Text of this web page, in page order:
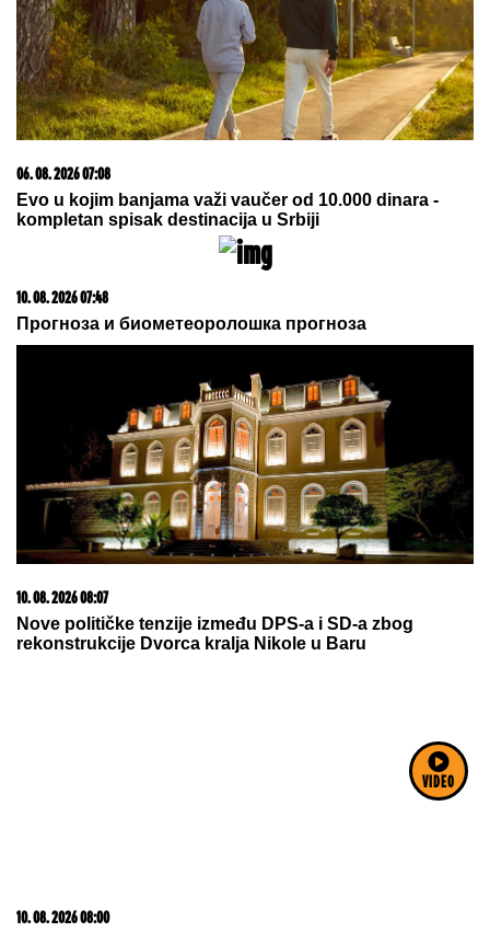
VIDEO
10. 08. 2026 07:05
Mama ima ravnu, tata kovrdžavu kosu: Kakvu će imati
dete? Genetika ima iznenađenje
09. 08. 2026 11:54
Ana Ivanović ovo sprema za ručak: Zdravo, ukusno i